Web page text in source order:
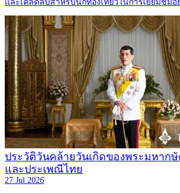
และเคล็ดลับสำหรับนักท่องเที่ยวในการเยี่ยมชมอ
ประวัติวันคล้ายวันเกิดของพระมหาก
และประเพณีไทย
27 Jul 2026